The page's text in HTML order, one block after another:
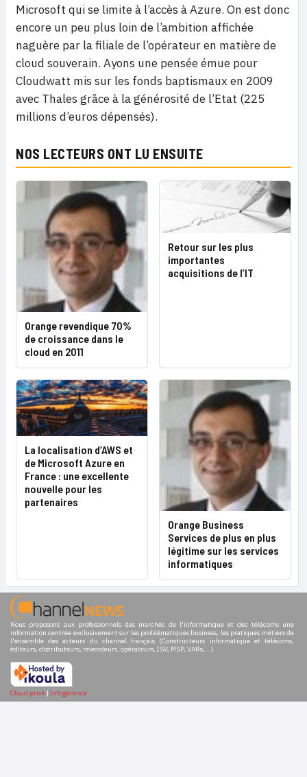
Microsoft qui se limite à l’accès à Azure. On est donc
encore un peu plus loin de l’ambition affichée
naguère par la filiale de l’opérateur en matière de
cloud souverain. Ayons une pensée émue pour
Cloudwatt mis sur les fonds baptismaux en 2009
avec Thales grâce à la générosité de l’Etat (225
millions d’euros dépensés).
NOS LECTEURS ONT LU ENSUITE
Orange revendique 70%
de croissance dans le
cloud en 2011
Retour sur les plus
importantes
acquisitions de l’IT
La localisation d’AWS et
de Microsoft Azure en
France : une excellente
nouvelle pour les
partenaires
Orange Business
Services de plus en plus
légitime sur les services
informatiques
Nous proposons aux professionnels des marchés de l'informatique et des télécoms une
information centrée exclusivement sur les problématiques business, les pratiques métiers de
l'ensemble des acteurs du channel français (Constructeurs informatique et télécoms,
éditeurs, distributeurs, revendeurs, opérateurs, ISV, MSP, VARs,...)
Cloud privé | Infogérance